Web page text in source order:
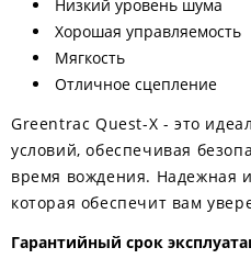
Низкий уровень шума
Хорошая управляемость
Мягкость
Отличное сцепление
Greentrac Quest-X - это
условий, обеспечивая
время вождения. Надежная
которая обеспечит вам
Гарантийный срок